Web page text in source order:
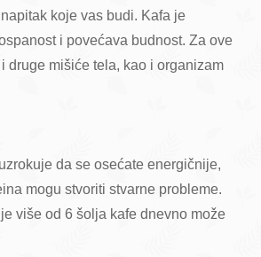
koje vas budi. Kafa je
i povećava budnost. Za ove
druge mišiće tela, kao i organizam
da se osećate energičnije,
mogu stvoriti stvarne probleme.
više od 6 šolja kafe dnevno može